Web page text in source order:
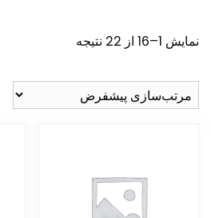
نمایش 1–16 از 22 نتیجه